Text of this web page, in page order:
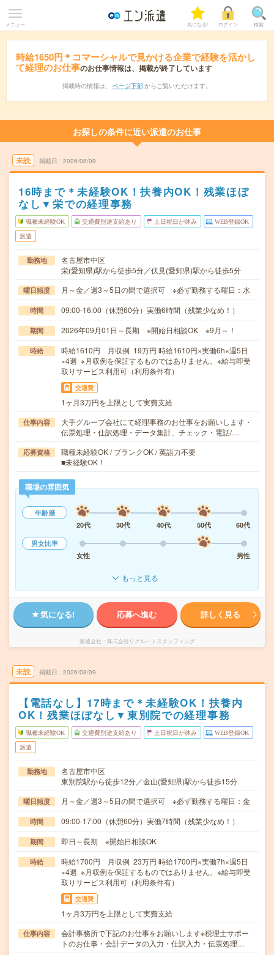
メニュー 気になる! ログイン 検索
時給1650円＊コマーシャルで見かける企業で経験を活かし
て経理のお仕事のお仕事情報は、掲載が終了しています
掲載時の情報は、 ページ下部 からご覧いただけます。
お探しの条件に近い派遣のお仕事
未読 掲載日 2026/08/09
16時まで＊未経験OK！扶養内OK！残業ほぼ
なし▼栄での経理事務
職種未経験OK 交通費別途支給あり 土日祝日が休み WEB登録OK
派遣
勤務地
名古屋市中区
栄(愛知県)駅から徒歩5分／伏見(愛知県)駅から徒歩5分
曜日頻度 月～金／週3～5日の間で選択可 ※必ず勤務する曜日：水
時間 09:00-16:00（休憩60分）実働6時間（残業少なめ！）
期間 2026年09月01日～長期 ※開始日相談OK ※9月～！
時給
時給1610円 月収例 19万円 時給1610円×実働6h×週5日
×4週 ※月収例を保証するものではありません。※給与即受
取りサービス利用可（利用条件有）
交通費
1ヶ月3万円を上限として実費支給
仕事内容
大手グループ会社にて経理事務のお仕事をお願いします・
伝票処理・仕訳処理・データ集計、チェック・電話/…
応募資格
職種未経験OK / ブランクOK / 英語力不要
■未経験OK！
職場の雰囲気
年齢層
20代
30代 40代 50代
60代
男女比率
女性
男性
もっと見る
気になる! 応募へ進む 詳しく見る
派遣会社 株式会社リクルートスタッフィング
未読 掲載日 2026/08/09
【電話なし】17時まで＊未経験OK！扶養内
OK！残業ほぼなし▼東別院での経理事務
職種未経験OK 交通費別途支給あり 土日祝日が休み WEB登録OK
派遣
勤務地
名古屋市中区
東別院駅から徒歩12分／金山(愛知県)駅から徒歩15分
曜日頻度 月～金／週3～5日の間で選択可 ※必ず勤務する曜日：金
時間 09:00-17:00（休憩60分）実働7時間（残業少なめ！）
期間 即日～長期 ※開始日相談OK
時給
時給1700円 月収例 23万円 時給1700円×実働7h×週5日
×4週 ※月収例を保証するものではありません。※給与即受
取りサービス利用可（利用条件有）
交通費
1ヶ月3万円を上限として実費支給
仕事内容
会計事務所で下記のお仕事をお願いします※税理士サポー
トのお仕事・会計データの入力・仕訳入力・伝票処理…